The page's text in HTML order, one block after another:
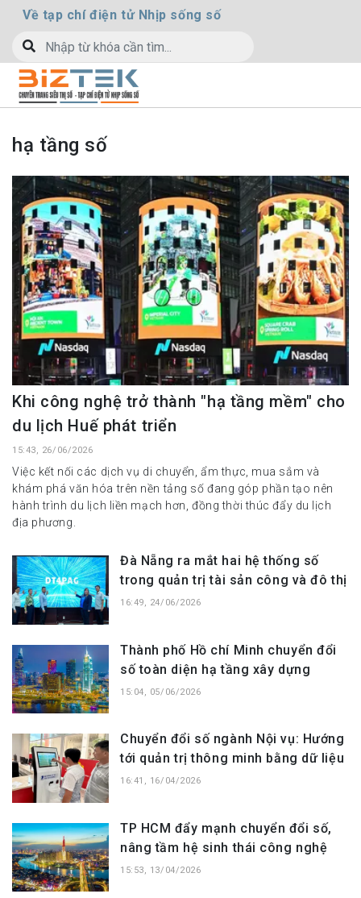
Về tạp chí điện tử Nhịp sống số
hạ tầng số
Khi công nghệ trở thành "hạ tầng mềm" cho
du lịch Huế phát triển
15:43, 26/06/2026
Việc kết nối các dịch vụ di chuyển, ẩm thực, mua sắm và
khám phá văn hóa trên nền tảng số đang góp phần tạo nên
hành trình du lịch liền mạch hơn, đồng thời thúc đẩy du lịch
địa phương.
Đà Nẵng ra mắt hai hệ thống số
trong quản trị tài sản công và đô thị
16:49, 24/06/2026
Thành phố Hồ chí Minh chuyển đổi
số toàn diện hạ tầng xây dựng
15:04, 05/06/2026
Chuyển đổi số ngành Nội vụ: Hướng
tới quản trị thông minh bằng dữ liệu
16:41, 16/04/2026
TP HCM đẩy mạnh chuyển đổi số,
nâng tầm hệ sinh thái công nghệ
15:53, 13/04/2026